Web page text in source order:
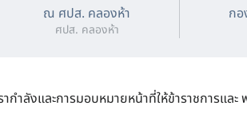
ณ ศปส. คลองห้า
ศปส. คลองห้า
กอ
ำลังและการมอบหมายหน้าที่ให้ข้าราชการและ